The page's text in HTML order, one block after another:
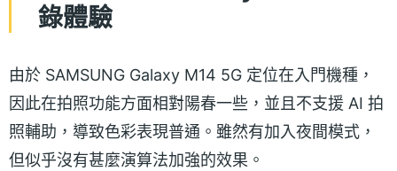
錄體驗
由於 SAMSUNG Galaxy M14 5G 定位在入門機種，
因此在拍照功能方面相對陽春一些，並且不支援 AI 拍
照輔助，導致色彩表現普通。雖然有加入夜間模式，
但似乎沒有甚麼演算法加強的效果。